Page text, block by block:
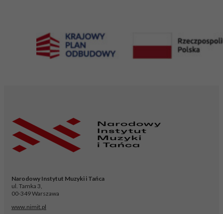
Narodowy Instytut Muzyki i Tańca
ul. Tamka 3,
00-349 Warszawa
www.nimit.pl